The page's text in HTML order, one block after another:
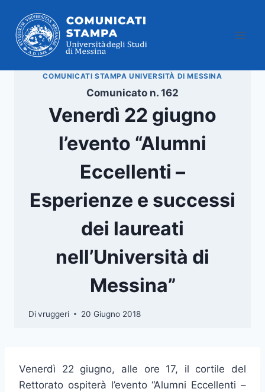
contenuto
COMUNICATI STAMPA UNIVERSITÀ DI MESSINA
Comunicato n. 162
Venerdì 22 giugno
l’evento “Alumni
Eccellenti –
Esperienze e successi
dei laureati
nell’Università di
Messina”
Divruggeri 20 Giugno 2018
Venerdì 22 giugno, alle ore 17, il cortile del
Rettorato ospiterà l’evento “Alumni Eccellenti –